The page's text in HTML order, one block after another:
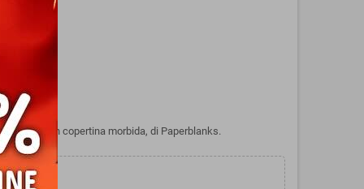
- FLEXI con copertina morbida, di Paperblanks.